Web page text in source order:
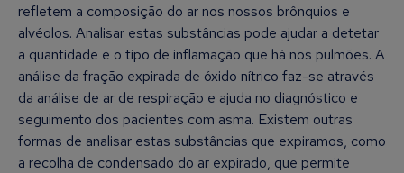
refletem a composição do ar nos nossos brônquios e
alvéolos. Analisar estas substâncias pode ajudar a detetar
a quantidade e o tipo de inflamação que há nos pulmões. A
análise da fração expirada de óxido nítrico faz-se através
da análise de ar de respiração e ajuda no diagnóstico e
seguimento dos pacientes com asma. Existem outras
formas de analisar estas substâncias que expiramos, como
a recolha de condensado do ar expirado, que permite